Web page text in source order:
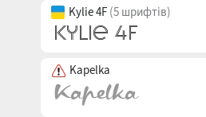
Kylie 4F (5 шрифтів)
Kapelka